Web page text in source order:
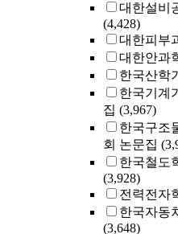
대한설비
(4,428)
대한피부
대한안과
한국산학
한국기계
집 (3,967)
한국구조
회 논문집
한국철도
(3,928)
전력전자
한국자동
(3,648)